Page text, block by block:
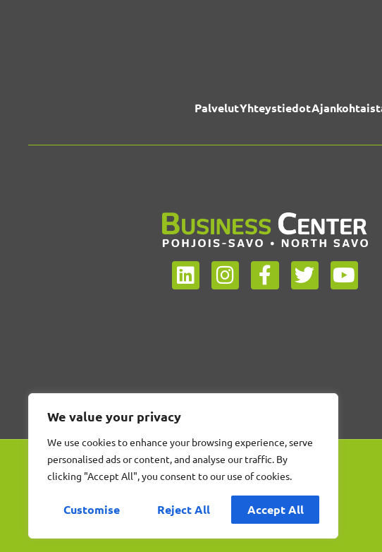
We value your privacy
We use cookies to enhance your browsing experience, serve
personalised ads or content, and analyse our traffic. By
clicking "Accept All", you consent to our use of cookies.
Customise Reject All Accept All
PalvelutYhteystiedot